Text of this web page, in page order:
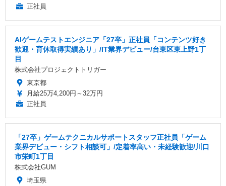
正社員
AIゲームテストエンジニア「27卒」正社員「コンテンツ好き
歓迎・育休取得実績あり」/IT業界デビュー/台東区東上野1丁
目
株式会社プロジェクトトリガー
東京都
月給25万4,200円～32万円
正社員
「27卒」ゲームテクニカルサポートスタッフ正社員「ゲーム
業界デビュー・シフト相談可」/定着率高い・未経験歓迎/川口
市栄町1丁目
株式会社GUM
埼玉県